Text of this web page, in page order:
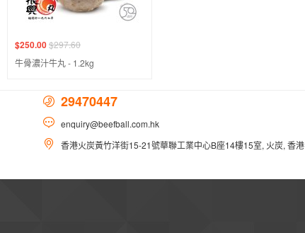
$250.00$297.60
牛骨濃汁牛丸 - 1.2kg
29470447
enquiry@beefball.com.hk
香港火炭黃竹洋街15-21號華聯工業中心B座14樓15室, 火炭, 香港